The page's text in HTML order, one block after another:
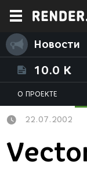
Новости
10.0 K
О ПРОЕКТЕ
22.07.2002